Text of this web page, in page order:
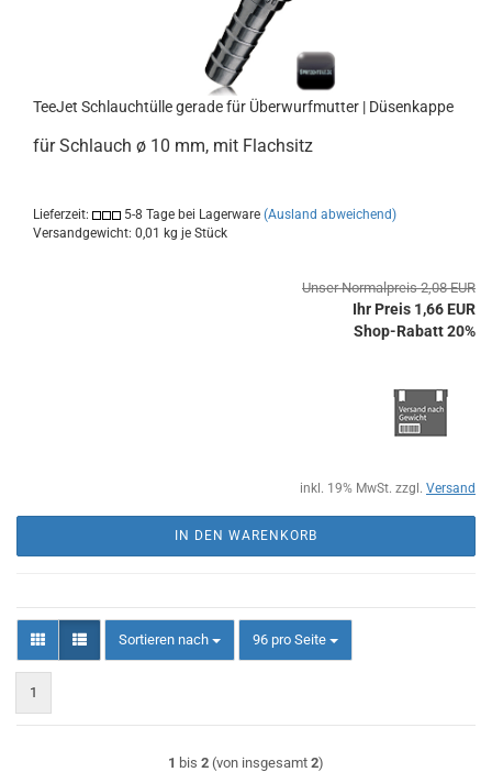
TeeJet Schlauchtülle gerade für Überwurfmutter | Düsenkappe
für Schlauch ø 10 mm, mit Flachsitz
Lieferzeit: 5-8 Tage bei Lagerware (Ausland abweichend)
Versandgewicht: 0,01 kg je Stück
Unser Normalpreis 2,08 EUR
Ihr Preis 1,66 EUR
Shop-Rabatt 20%
inkl. 19% MwSt. zzgl. Versand
IN DEN WARENKORB
Sortieren nach
Sortieren nach 96 pro Seite
pro Seite
1
1 bis 2 (von insgesamt 2)